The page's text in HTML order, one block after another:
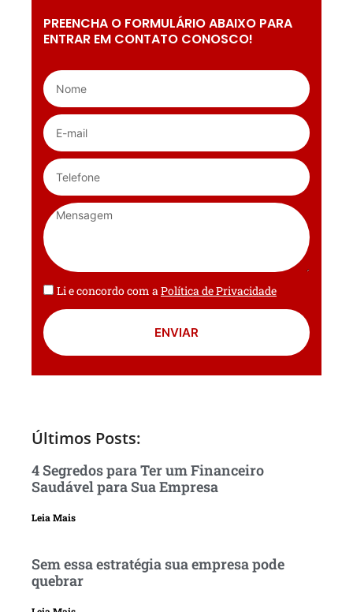
PREENCHA O FORMULÁRIO ABAIXO PARA
ENTRAR EM CONTATO CONOSCO!
Li e concordo com aPolítica de Privacidade
ENVIAR
Últimos Posts:
4 Segredos para Ter um Financeiro
Saudável para Sua Empresa
Leia Mais
Sem essa estratégia sua empresa pode
quebrar